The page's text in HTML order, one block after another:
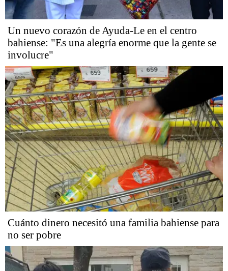
Un nuevo corazón de Ayuda-Le en el centro
bahiense: "Es una alegría enorme que la gente se
involucre"
Cuánto dinero necesitó una familia bahiense para
no ser pobre